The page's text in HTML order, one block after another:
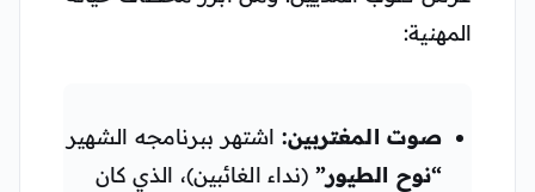
المهنية:
صوت المغتربين: اشتهر ببرنامجه الشهير
“نوح الطيور” (نداء الغائبين)، الذي كان